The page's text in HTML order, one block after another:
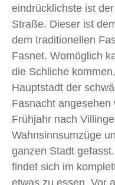
eindrücklichste ist
Straße. Dieser ist
dem traditionellen
Fasnet. Womöglich
die Schliche
Hauptstadt der
Fasnacht
Frühjahr nach
Wahnsinnsumzüge
ganzen Stadt
findet sich im